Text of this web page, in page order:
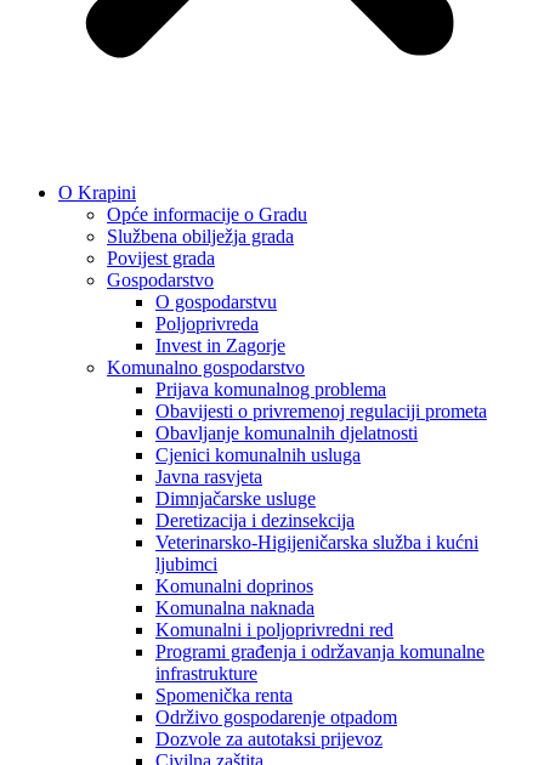
O Krapini
Opće informacije o Gradu
Službena obilježja grada
Povijest grada
Gospodarstvo
O gospodarstvu
Poljoprivreda
Invest in Zagorje
Komunalno gospodarstvo
Prijava komunalnog problema
Obavijesti o privremenoj regulaciji prometa
Obavljanje komunalnih djelatnosti
Cjenici komunalnih usluga
Javna rasvjeta
Dimnjačarske usluge
Deretizacija i dezinsekcija
Veterinarsko-Higijeničarska služba i kućni
ljubimci
Komunalni doprinos
Komunalna naknada
Komunalni i poljoprivredni red
Programi građenja i održavanja komunalne
infrastrukture
Spomenička renta
Održivo gospodarenje otpadom
Dozvole za autotaksi prijevoz
Civilna zaštita